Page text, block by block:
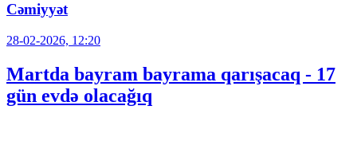
Cəmiyyət
28-02-2026, 12:20
Martda bayram bayrama qarışacaq - 17
gün evdə olacağıq